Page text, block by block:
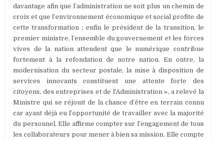
davantage afin que l’administration ne soit plus un chemin de
croix et que l’environnement économique et social profite de
cette transformation ; enfin le président de la transition, le
premier ministre, l’ensemble du gouvernement et les forces
vives de la nation attendent que le numérique contribue
fortement à la refondation de notre nation. En outre, la
modernisation du secteur postale, la mise à disposition de
services innovants constituent une attente forte des
citoyens, des entreprises et de l’Administration », a relevé la
Ministre qui se réjouit de la chance d’être en terrain connu
car ayant déjà eu l’opportunité de travailler avec la majorité
du personnel. Elle affirme compter sur l’engagement de tous
les collaborateurs pour mener à bien sa mission. Elle compte